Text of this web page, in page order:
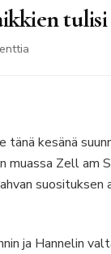
tulisi
kaikkien
tulisi
ajaa
kesänä
muassa Zell am
suosituksen
ja Hannelin